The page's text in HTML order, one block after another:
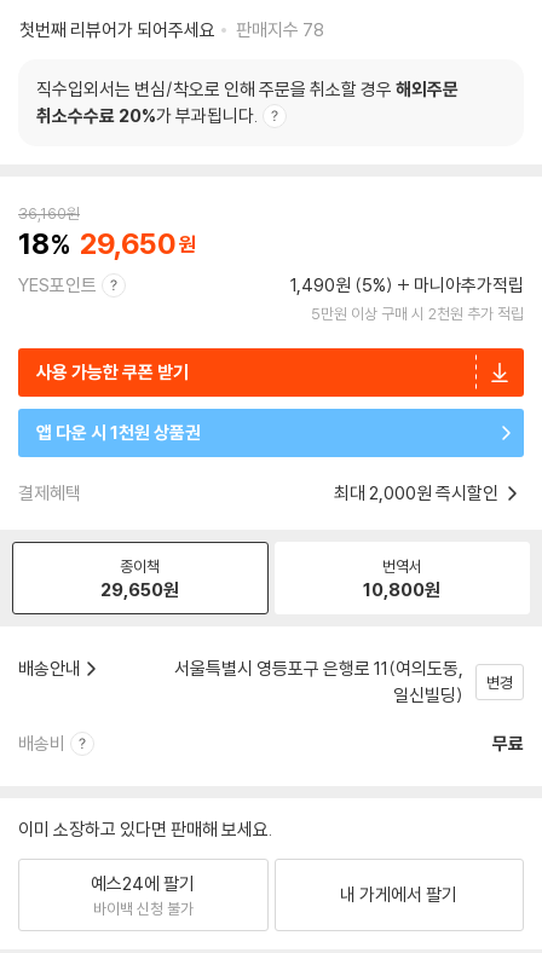
첫번째 리뷰어가 되어주세요
판매지수 78
직수입외서는 변심/착오로 인해 주문을 취소할 경우 해외주문
취소수수료 20%가 부과됩니다.
36,160원
18 29,650
YES포인트 1,490원 (5%) 마니아추가적립
5만원 이상 구매 시 2천원 추가 적립
사용 가능한 쿠폰 받기
앱 다운 시 1천원 상품권
결제혜택 최대 2,000원 즉시할인
종이책
29,650원
번역서
10,800원
배송안내
서울특별시 영등포구 은행로 11(여의도동,
일신빌딩)
변경
배송비 무료
이미 소장하고 있다면 판매해 보세요.
예스24에 팔기
바이백 신청 불가
내 가게에서 팔기